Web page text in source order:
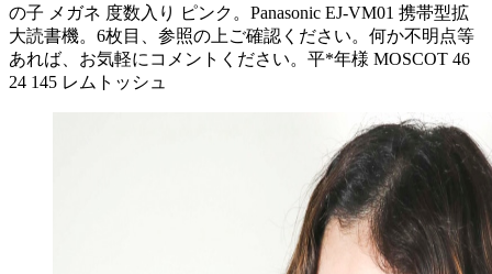
の子 メガネ 度数入り ピンク。Panasonic EJ-VM01 携帯型拡
大読書機。6枚目、参照の上ご確認ください。何か不明点等
あれば、お気軽にコメントください。平*年様 MOSCOT 46
24 145 レムトッシュ